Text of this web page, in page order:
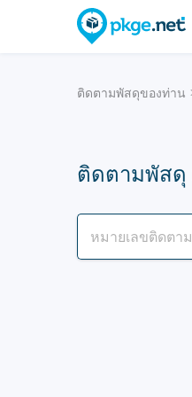
ติดตามพัสดุของท่าน
ติดตามพัสดุ